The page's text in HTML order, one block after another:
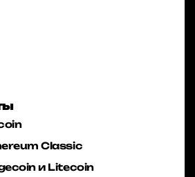
Classic
и Litecoin